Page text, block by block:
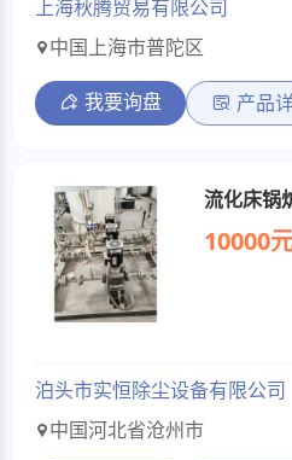
上海秋腾贸易有限公司
中国上海市普陀区
我要询盘 产品
流化床锅
10000
泊头市实恒除尘设备有限公司
中国河北省沧州市